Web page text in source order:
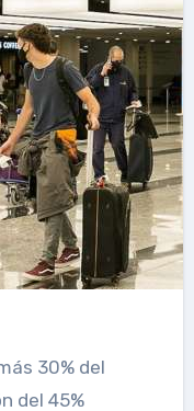
30% del
del 45%